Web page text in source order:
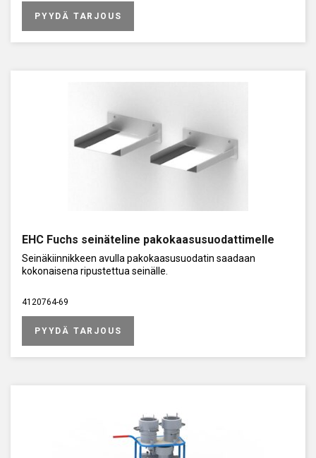
PYYDÄ TARJOUS
EHC Fuchs seinäteline pakokaasusuodattimelle
Seinäkiinnikkeen avulla pakokaasusuodatin saadaan
kokonaisena ripustettua seinälle.
4120764-69
PYYDÄ TARJOUS